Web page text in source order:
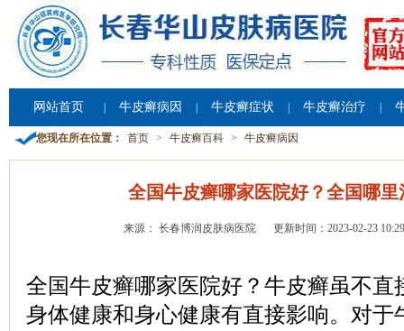
网站首页 牛皮癣病因 牛皮癣症状 牛皮癣治疗
您现在所在位置： 首页 > 牛皮癣百科 > 牛皮癣病因
全国牛皮癣哪家医院好？全国哪
来源： 长春博润皮肤病医院 更新时间：2023-02-23
全国牛皮癣哪家医院好？牛皮癣虽不直
身体健康和身心健康有直接影响。对于